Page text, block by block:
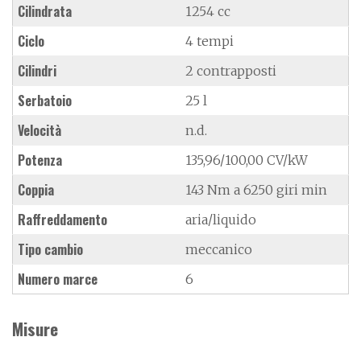
Cilindrata 1254 cc
Ciclo 4 tempi
Cilindri 2 contrapposti
Serbatoio 25 l
Velocità n.d.
Potenza 135,96/100,00 CV/kW
Coppia 143 Nm a 6250 giri min
Raffreddamento aria/liquido
Tipo cambio meccanico
Numero marce 6
Misure